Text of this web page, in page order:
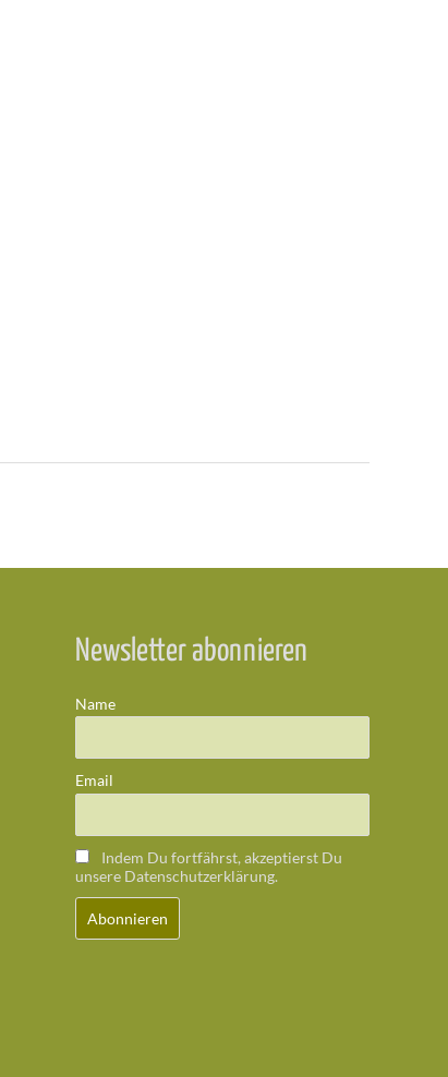
Newsletter abonnieren
Name
Email
Indem Du fortfährst, akzeptierst Du
unsere Datenschutzerklärung.